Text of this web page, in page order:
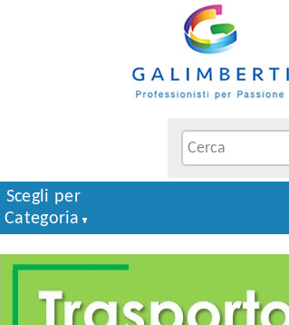
Scegli per
Categoria